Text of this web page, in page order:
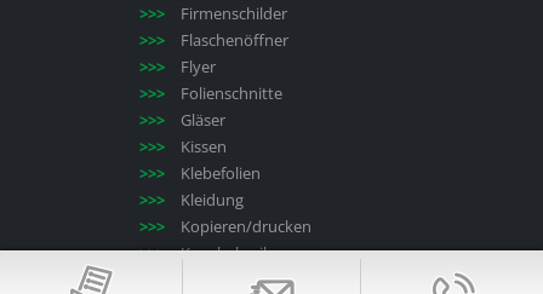
Firmenschilder
Flaschenöffner
Flyer
Folienschnitte
Gläser
Kissen
Klebefolien
Kleidung
Kopieren/drucken
Kugelschreiber
Laminieren